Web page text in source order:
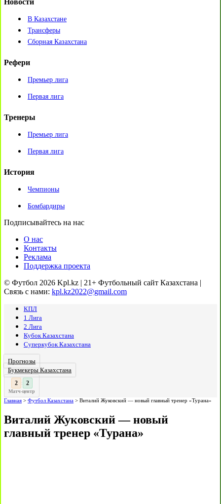
Новости
В Казахстане
Трансферы
Сборная Казахстана
Рефери
Премьер лига
Первая лига
Тренеры
Премьер лига
Первая лига
История
Чемпионы
Бомбардиры
Подписывайтесь на нас
О нас
Контакты
Реклама
Поддержка проекта
© Футбол 2026 Kpl.kz | 21+ Футбольный сайт Казахстана |
Связь с нами: kpl.kz2022@gmail.com
КПЛ
1 Лига
2 Лига
Кубок Казахстана
Суперкубок Казахстана
Прогнозы
Букмекеры Казахстана
3
:
Матч-центр
Главная > Футбол Казахстана > Виталий Жуковский — новый главный тренер «Турана»
Виталий Жуковский — новый
главный тренер «Турана»